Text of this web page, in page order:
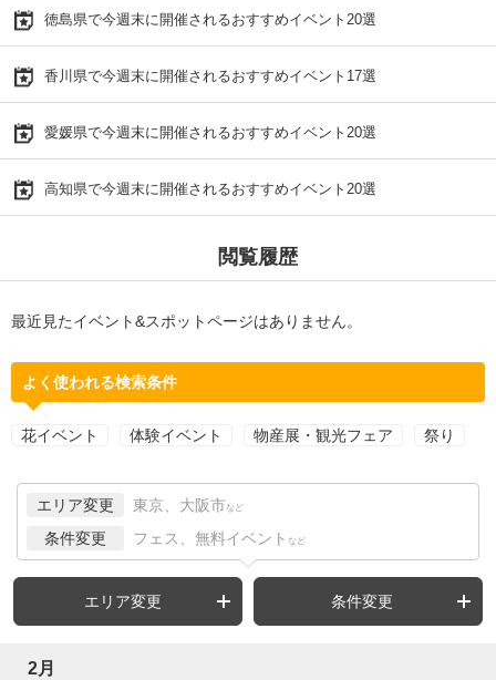
徳島県で今週末に開催されるおすすめイベント20選
香川県で今週末に開催されるおすすめイベント17選
愛媛県で今週末に開催されるおすすめイベント20選
高知県で今週末に開催されるおすすめイベント20選
閲覧履歴
最近見たイベント&スポットページはありません。
よく使われる検索条件
花イベント 体験イベント 物産展・観光フェア 祭り
エリア変更 東京、大阪市 など
条件変更 フェス、無料イベント など
エリア変更 条件変更
2月